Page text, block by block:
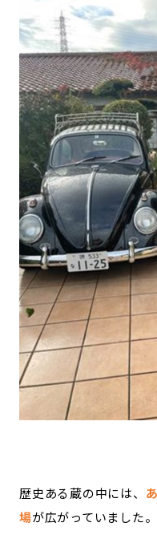
歴史ある蔵の中には、
場が広がっていました。